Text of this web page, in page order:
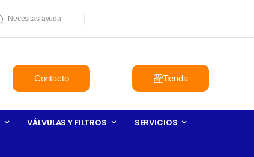
Necesitas ayuda
Contacto Tienda
VÁLVULAS Y FILTROS SERVICIOS